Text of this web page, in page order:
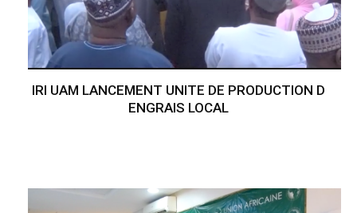
IRI UAM LANCEMENT UNITE DE PRODUCTION D
ENGRAIS LOCAL